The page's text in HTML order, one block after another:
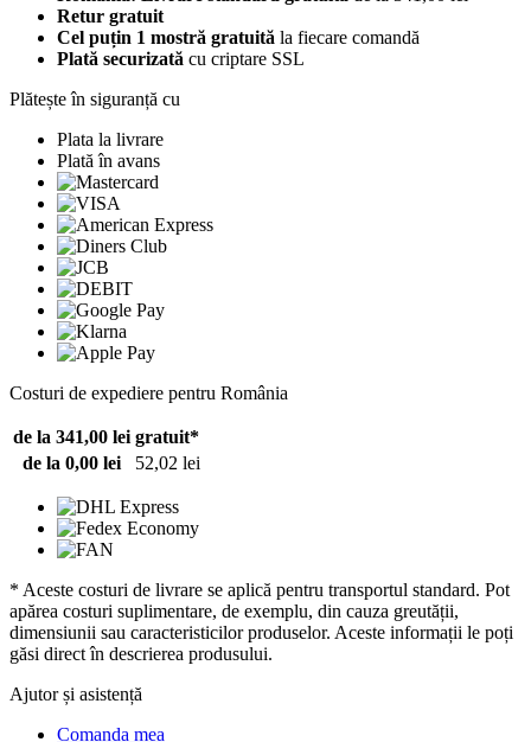
Retur gratuit
Cel puțin 1 mostră gratuită la fiecare comandă
Plată securizată cu criptare SSL
Plătește în siguranță cu
Plata la livrare
Plată în avans
Costuri de expediere pentru România
de la 341,00 lei gratuit*
de la 0,00 lei
52,02 lei
* Aceste costuri de livrare se aplică pentru transportul standard. Pot
apărea costuri suplimentare, de exemplu, din cauza greutății,
dimensiunii sau caracteristicilor produselor. Aceste informații le poți
găsi direct în descrierea produsului.
Ajutor și asistență
Comanda mea